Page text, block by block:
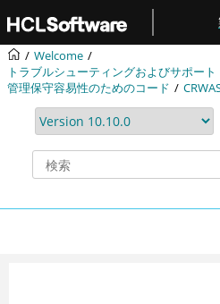
メインコンテンツにジャンプ
Welcome
トラブルシューティングおよびサポート
管理保守容易性のためのコード